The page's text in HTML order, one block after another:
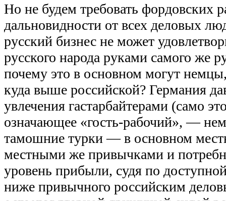
Но не будем требовать фордовских
дальновидности от всех деловых
русский бизнес не может
русского народа руками самого же
почему это в основном могут немцы,
куда выше российской? Германия
увлечения гастарбайтерами (само
означающее «гость-рабочий», —
тамошние турки — в основном
местными же привычками и
уровень прибыли, судя по
ниже привычного российским